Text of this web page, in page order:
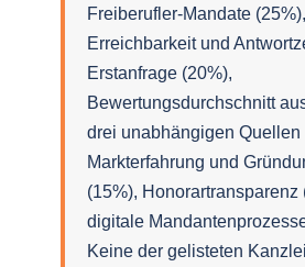
Freiberufler-Mandate (25%),
Erreichbarkeit und
Erstanfrage (20%),
Bewertungsdurchschnitt
drei unabhängigen Quellen
Markterfahrung und
(15%), Honorartransparenz
digitale
Keine der gelisteten